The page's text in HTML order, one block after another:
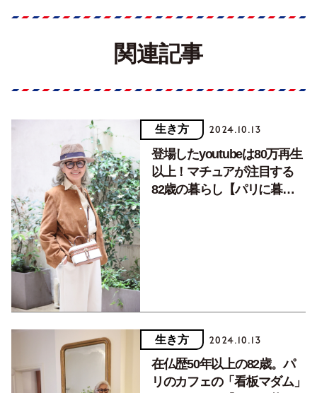
関連記事
生き方 2024.10.13
登場したyoutubeは80万再生
以上！マチュアが注目する
82歳の暮らし【パリに暮ら
生き方 2024.10.13
在仏歴50年以上の82歳。パ
リのカフェの「看板マダム」